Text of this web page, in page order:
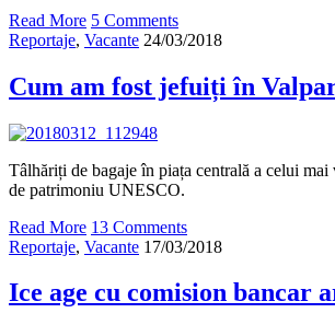
Read More 5 Comments
Reportaje, Vacante 24/03/2018
Cum am fost jefuiți în
Tâlhăriți de bagaje în piața centrală a celui
de patrimoniu UNESCO.
Read More 13 Comments
Reportaje, Vacante 17/03/2018
Ice age cu comision bancar